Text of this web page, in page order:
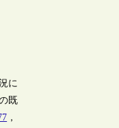
に
既
，